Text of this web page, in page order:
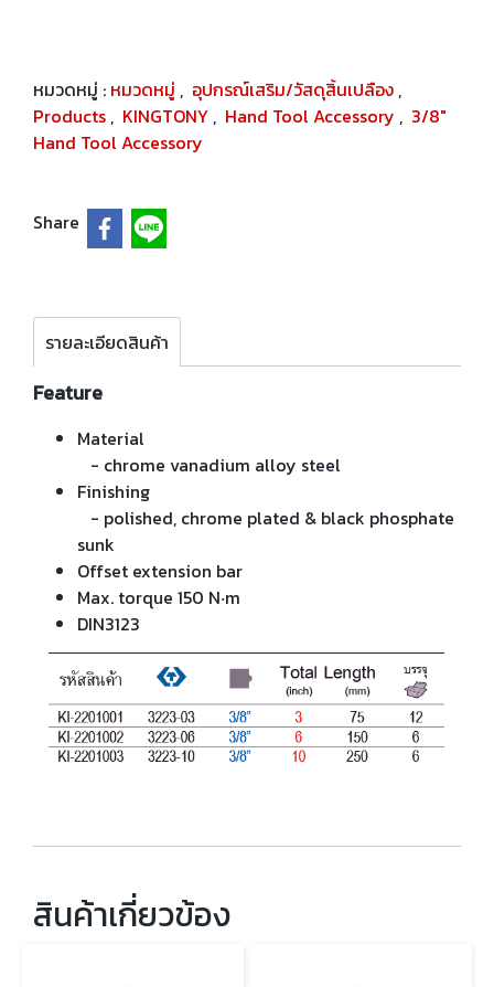
หมวดหมู่ : หมวดหมู่ , อุปกรณ์เสริม/วัสดุสิ้นเปลือง ,
Products , KINGTONY , Hand Tool Accessory , 3/8"
Hand Tool Accessory
Share
รายละเอียดสินค้า
Feature
Material
- chrome vanadium alloy steel
Finishing
- polished, chrome plated & black phosphate
sunk
Offset extension bar
Max. torque 150 N‧m
DIN3123
สินค้าเกี่ยวข้อง